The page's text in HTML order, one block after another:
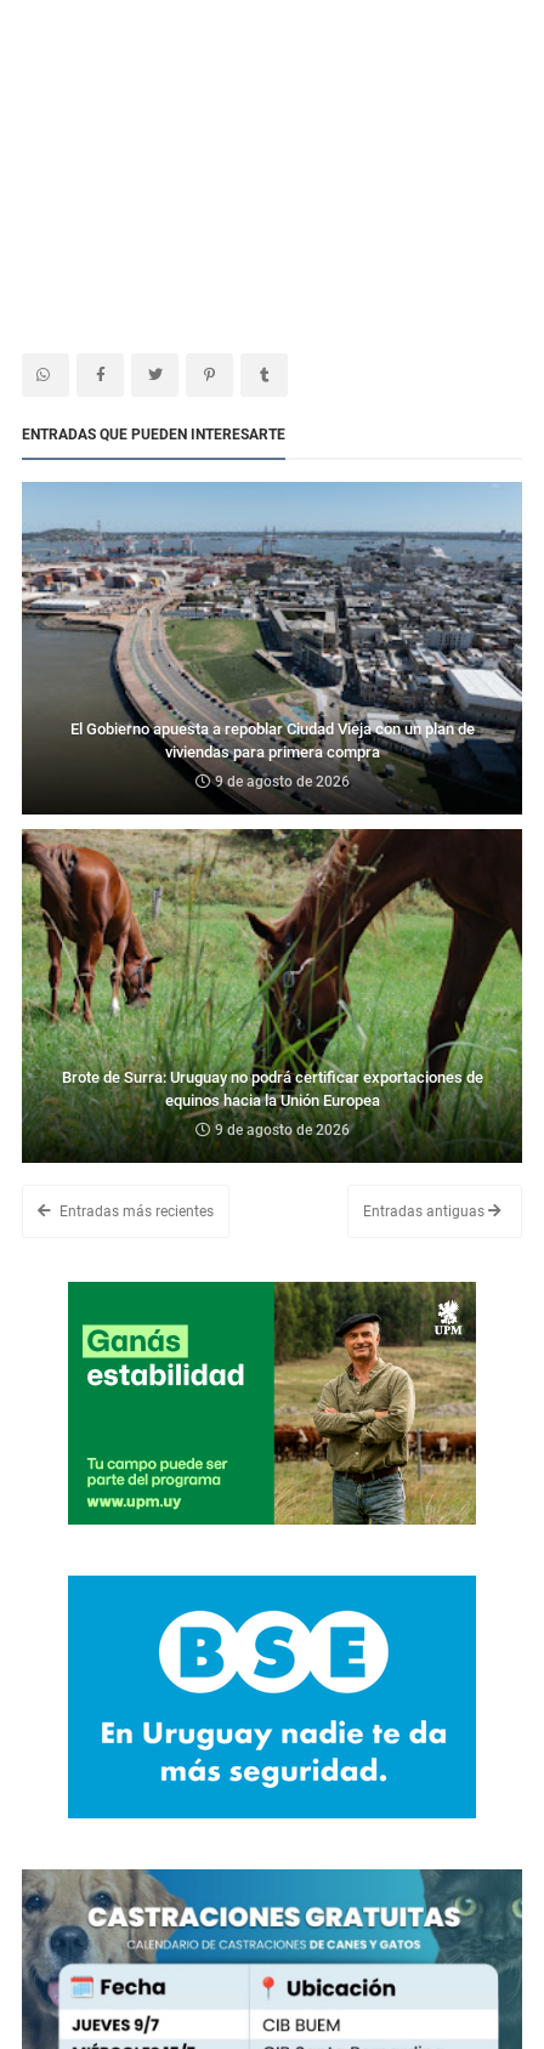
ENTRADAS QUE PUEDEN INTERESARTE
El Gobierno apuesta a repoblar Ciudad Vieja con un plan de
viviendas para primera compra
9 de agosto de 2026
Brote de Surra: Uruguay no podrá certificar exportaciones de
equinos hacia la Unión Europea
9 de agosto de 2026
Entradas más recientes Entradas antiguas